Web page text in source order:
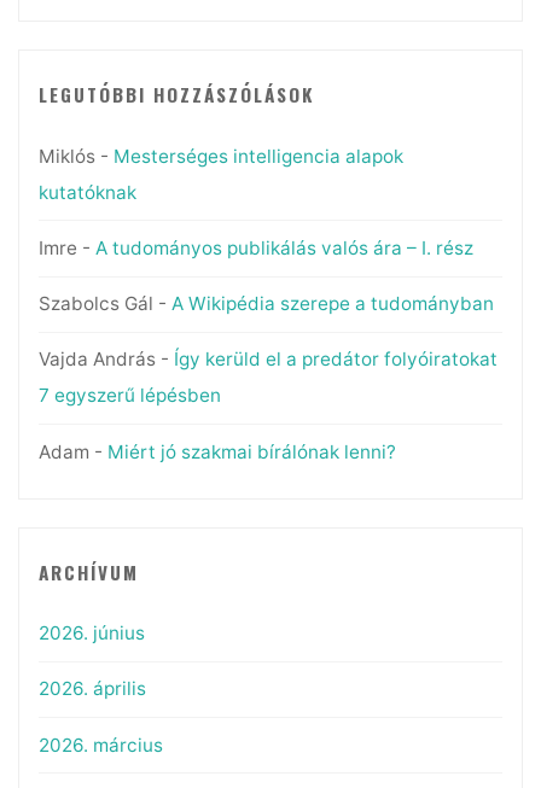
LEGUTÓBBI HOZZÁSZÓLÁSOK
Miklós- Mesterséges intelligencia alapok
kutatóknak
Imre - A tudományos publikálás valós ára – I. rész
Szabolcs Gál - A Wikipédia szerepe a tudományban
Vajda András- Így kerüld el a predátor folyóiratokat
7 egyszerű lépésben
Adam - Miért jó szakmai bírálónak lenni?
ARCHÍVUM
2026. június
2026. április
2026. március